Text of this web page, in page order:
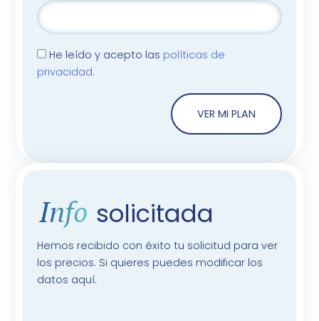
He leído y acepto las políticas de
privacidad.
VER MI PLAN
Info solicitada
Hemos recibido con éxito tu solicitud para ver
los precios. Si quieres puedes modificar los
datos aquí.